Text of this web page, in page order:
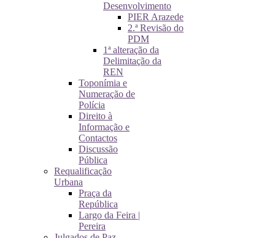
Desenvolvimento
PIER Arazede
2.ª Revisão do
PDM
1ª alteração da
Delimitação da
REN
Toponímia e
Numeração de
Polícia
Direito à
Informação e
Contactos
Discussão
Pública
Requalificação
Urbana
Praça da
República
Largo da Feira |
Pereira